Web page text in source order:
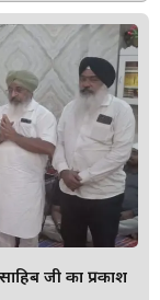
जी का प्रकाश